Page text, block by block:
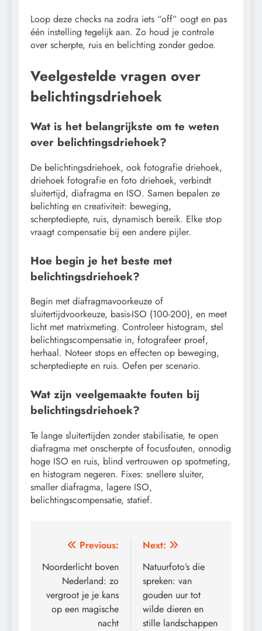
Loop deze checks na zodra iets “off” oogt en pas
één instelling tegelijk aan. Zo houd je controle
over scherpte, ruis en belichting zonder gedoe.
Veelgestelde vragen over
belichtingsdriehoek
Wat is het belangrijkste om te weten
over belichtingsdriehoek?
De belichtingsdriehoek, ook fotografie driehoek,
driehoek fotografie en foto driehoek, verbindt
sluitertijd, diafragma en ISO. Samen bepalen ze
belichting en creativiteit: beweging,
scherptediepte, ruis, dynamisch bereik. Elke stop
vraagt compensatie bij een andere pijler.
Hoe begin je het beste met
belichtingsdriehoek?
Begin met diafragmavoorkeuze of
sluitertijdvoorkeuze, basis-ISO (100-200), en meet
licht met matrixmeting. Controleer histogram, stel
belichtingscompensatie in, fotografeer proef,
herhaal. Noteer stops en effecten op beweging,
scherptediepte en ruis. Oefen per scenario.
Wat zijn veelgemaakte fouten bij
belichtingsdriehoek?
Te lange sluitertijden zonder stabilisatie, te open
diafragma met onscherpte of focusfouten, onnodig
hoge ISO en ruis, blind vertrouwen op spotmeting,
en histogram negeren. Fixes: snellere sluiter,
smaller diafragma, lagere ISO,
belichtingscompensatie, statief.
Post
navigation
Previous:
Noorderlicht boven
Nederland: zo
vergroot je je kans
op een magische
nacht
Next:
Natuurfoto’s die
spreken: van
gouden uur tot
wilde dieren en
stille landschappen